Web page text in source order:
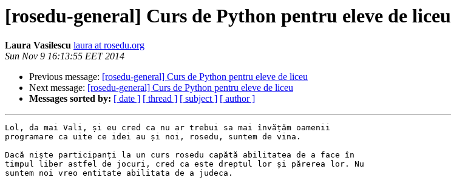
[rosedu-general] Curs de Python pentru eleve de liceu
Laura Vasilescu laura at rosedu.org
Sun Nov 9 16:13:55 EET 2014
Previous message: [rosedu-general] Curs de Python pentru eleve de liceu
Next message: [rosedu-general] Curs de Python pentru eleve de liceu
Messages sorted by: [ date ] [ thread ] [ subject ] [ author ]
Lol, da mai Vali, și eu cred ca nu ar trebui sa mai învățăm oamenii
programare ca uite ce idei au și noi, rosedu, suntem de vina.
Dacă niște participanți la un curs rosedu capătă abilitatea de a face în
timpul liber astfel de jocuri, cred ca este dreptul lor și părerea lor. Nu
suntem noi vreo entitate abilitata de a judeca.